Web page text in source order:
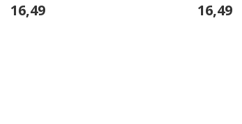
16,49 16,49